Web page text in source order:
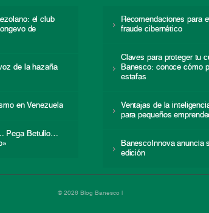
el club
de
de la hazaña
en Venezuela
Pega Betulio…
Recomendaciones para
fraude cibernético
Claves para proteger tu
Banesco: conoce cómo
estafas
Ventajas de la
para pequeños
BanescoInnova anuncia
edición
© 2026 Blog Banesco |